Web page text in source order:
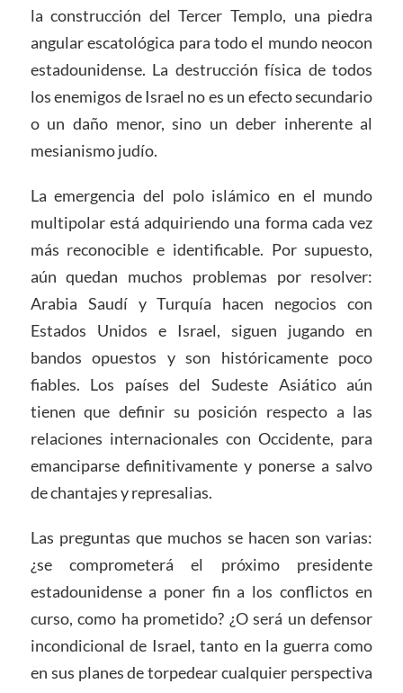
la construcción del Tercer Templo, una piedra
angular escatológica para todo el mundo neocon
estadounidense. La destrucción física de todos
los enemigos de Israel no es un efecto secundario
o un daño menor, sino un deber inherente al
mesianismo judío.
La emergencia del polo islámico en el mundo
multipolar está adquiriendo una forma cada vez
más reconocible e identificable. Por supuesto,
aún quedan muchos problemas por resolver:
Arabia Saudí y Turquía hacen negocios con
Estados Unidos e Israel, siguen jugando en
bandos opuestos y son históricamente poco
fiables. Los países del Sudeste Asiático aún
tienen que definir su posición respecto a las
relaciones internacionales con Occidente, para
emanciparse definitivamente y ponerse a salvo
de chantajes y represalias.
Las preguntas que muchos se hacen son varias:
¿se comprometerá el próximo presidente
estadounidense a poner fin a los conflictos en
curso, como ha prometido? ¿O será un defensor
incondicional de Israel, tanto en la guerra como
en sus planes de torpedear cualquier perspectiva